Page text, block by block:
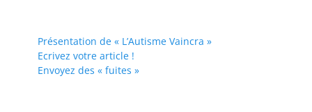
Présentation de « L’Autisme Vaincra »
Ecrivez votre article !
Envoyez des « fuites »